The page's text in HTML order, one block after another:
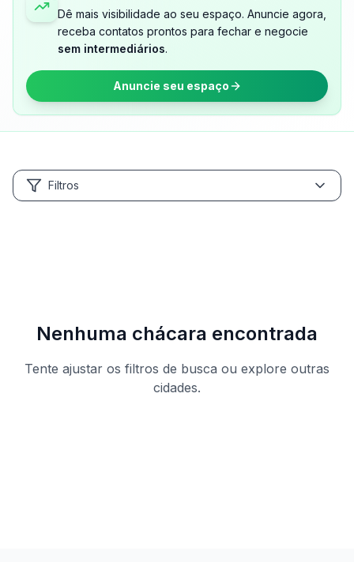
Dê mais visibilidade ao seu espaço. Anuncie agora,
receba contatos prontos para fechar e negocie
sem intermediários.
Anuncie seu espaço
Filtros
Nenhuma chácara encontrada
Tente ajustar os filtros de busca ou explore outras
cidades.